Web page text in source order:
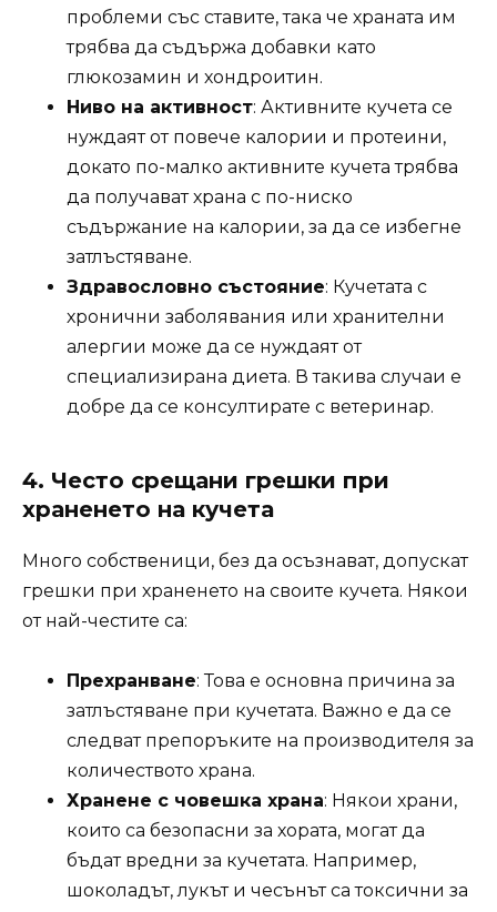
проблеми със ставите, така че храната им
трябва да съдържа добавки като
глюкозамин и хондроитин.
Ниво на активност: Активните кучета се
нуждаят от повече калории и протеини,
докато по-малко активните кучета трябва
да получават храна с по-ниско
съдържание на калории, за да се избегне
затлъстяване.
Здравословно състояние: Кучетата с
хронични заболявания или хранителни
алергии може да се нуждаят от
специализирана диета. В такива случаи е
добре да се консултирате с ветеринар.
4. Често срещани грешки при
храненето на кучета
Много собственици, без да осъзнават, допускат
грешки при храненето на своите кучета. Някои
от най-честите са:
Прехранване: Това е основна причина за
затлъстяване при кучетата. Важно е да се
следват препоръките на производителя за
количеството храна.
Хранене с човешка храна: Някои храни,
които са безопасни за хората, могат да
бъдат вредни за кучетата. Например,
шоколадът, лукът и чесънът са токсични за